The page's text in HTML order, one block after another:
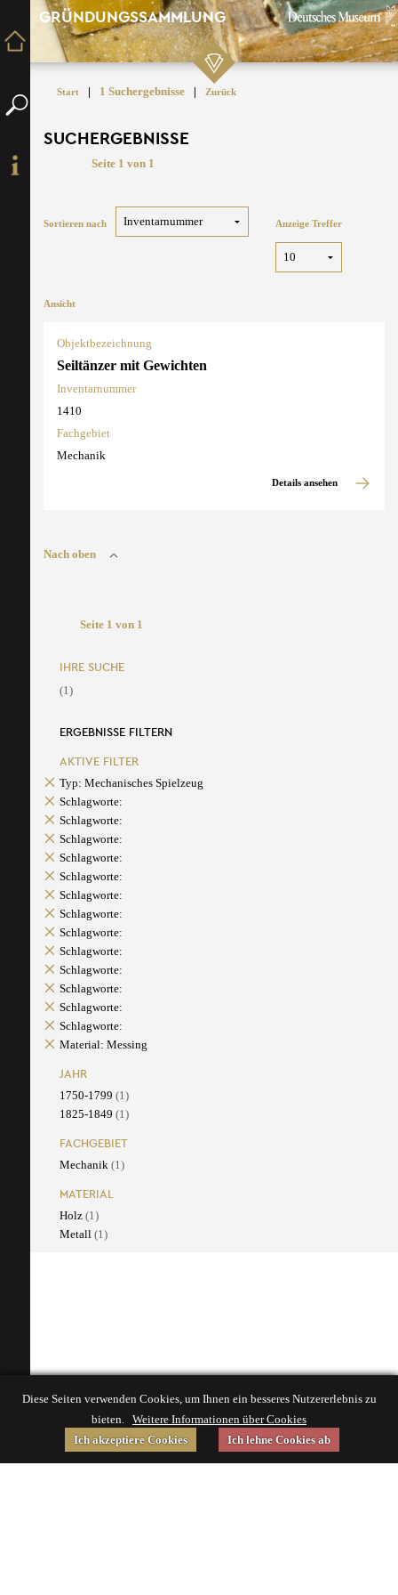
GRÜNDUNGSSAMMLUNG
Start | 1 Suchergebnisse | Zurück
SUCHERGEBNISSE
Seite 1 von 1
Sortieren nach Anzeige Treffer
Ansicht
Objektbezeichnung
Seiltänzer mit Gewichten
Inventarnummer
1410
Fachgebiet
Mechanik
Details ansehen
Nach oben
Seite 1 von 1
IHRE SUCHE
(1)
ERGEBNISSE FILTERN
AKTIVE FILTER
Typ: Mechanisches Spielzeug
Schlagworte:
Schlagworte:
Schlagworte:
Schlagworte:
Schlagworte:
Schlagworte:
Schlagworte:
Schlagworte:
Schlagworte:
Schlagworte:
Schlagworte:
Schlagworte:
Schlagworte:
Material: Messing
JAHR
1750-1799 (1)
1825-1849 (1)
FACHGEBIET
Mechanik (1)
MATERIAL
Holz (1)
Metall (1)
Diese Seiten verwenden Cookies, um Ihnen ein besseres Nutzererlebnis zu
bieten. Weitere Informationen über Cookies
Ich akzeptiere Cookies
Ich lehne Cookies ab